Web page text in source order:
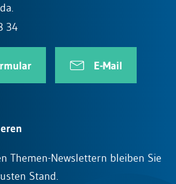
34
E-Mail
Themen-Newslettern bleiben Sie
Stand.